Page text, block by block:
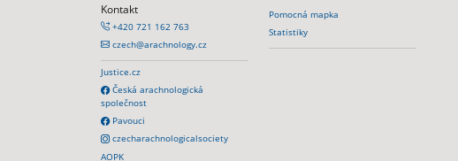
Kontakt
+420 721 162 763
czech@arachnology.cz
Justice.cz
Česká arachnologická
společnost
Pavouci
czecharachnologicalsociety
AOPK
Pomocná mapka
Statistiky